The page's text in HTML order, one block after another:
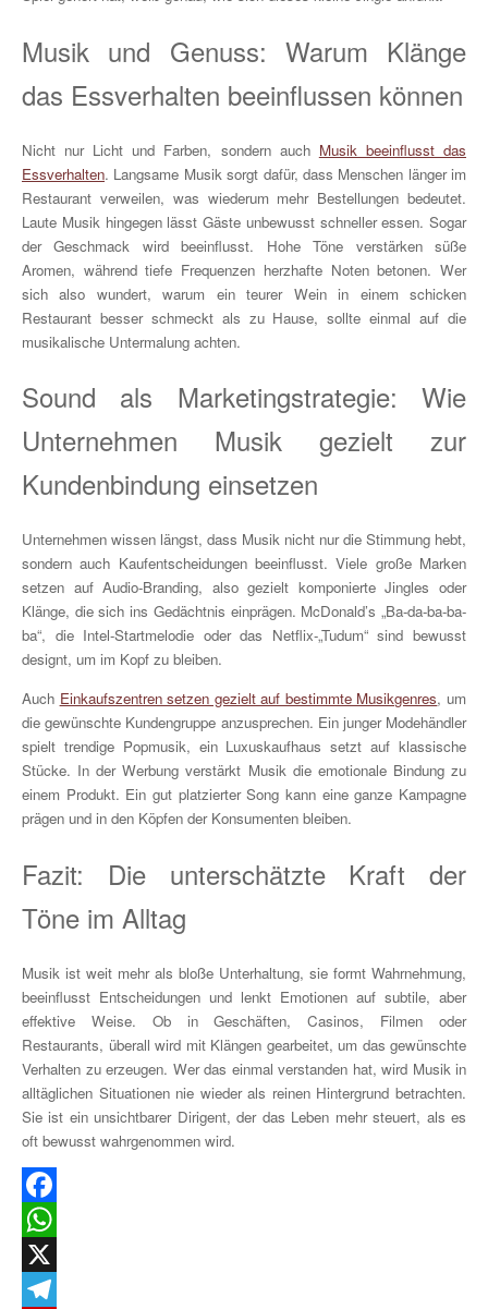
Musik und Genuss: Warum Klänge
das Essverhalten beeinflussen können
Nicht nur Licht und Farben, sondern auch Musik beeinflusst das
Essverhalten. Langsame Musik sorgt dafür, dass Menschen länger im
Restaurant verweilen, was wiederum mehr Bestellungen bedeutet.
Laute Musik hingegen lässt Gäste unbewusst schneller essen. Sogar
der Geschmack wird beeinflusst. Hohe Töne verstärken süße
Aromen, während tiefe Frequenzen herzhafte Noten betonen. Wer
sich also wundert, warum ein teurer Wein in einem schicken
Restaurant besser schmeckt als zu Hause, sollte einmal auf die
musikalische Untermalung achten.
Sound als Marketingstrategie: Wie
Unternehmen Musik gezielt zur
Kundenbindung einsetzen
Unternehmen wissen längst, dass Musik nicht nur die Stimmung hebt,
sondern auch Kaufentscheidungen beeinflusst. Viele große Marken
setzen auf Audio-Branding, also gezielt komponierte Jingles oder
Klänge, die sich ins Gedächtnis einprägen. McDonald’s „Ba-da-ba-ba-
ba“, die Intel-Startmelodie oder das Netflix-„Tudum“ sind bewusst
designt, um im Kopf zu bleiben.
Auch Einkaufszentren setzen gezielt auf bestimmte Musikgenres, um
die gewünschte Kundengruppe anzusprechen. Ein junger Modehändler
spielt trendige Popmusik, ein Luxuskaufhaus setzt auf klassische
Stücke. In der Werbung verstärkt Musik die emotionale Bindung zu
einem Produkt. Ein gut platzierter Song kann eine ganze Kampagne
prägen und in den Köpfen der Konsumenten bleiben.
Fazit: Die unterschätzte Kraft der
Töne im Alltag
Musik ist weit mehr als bloße Unterhaltung, sie formt Wahrnehmung,
beeinflusst Entscheidungen und lenkt Emotionen auf subtile, aber
effektive Weise. Ob in Geschäften, Casinos, Filmen oder
Restaurants, überall wird mit Klängen gearbeitet, um das gewünschte
Verhalten zu erzeugen. Wer das einmal verstanden hat, wird Musik in
alltäglichen Situationen nie wieder als reinen Hintergrund betrachten.
Sie ist ein unsichtbarer Dirigent, der das Leben mehr steuert, als es
oft bewusst wahrgenommen wird.
Facebook
WhatsApp
X